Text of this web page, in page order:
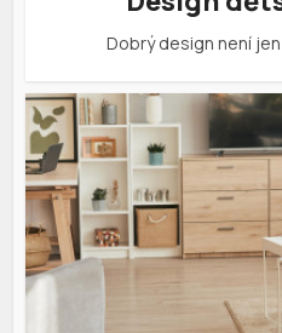
Dobrý design není